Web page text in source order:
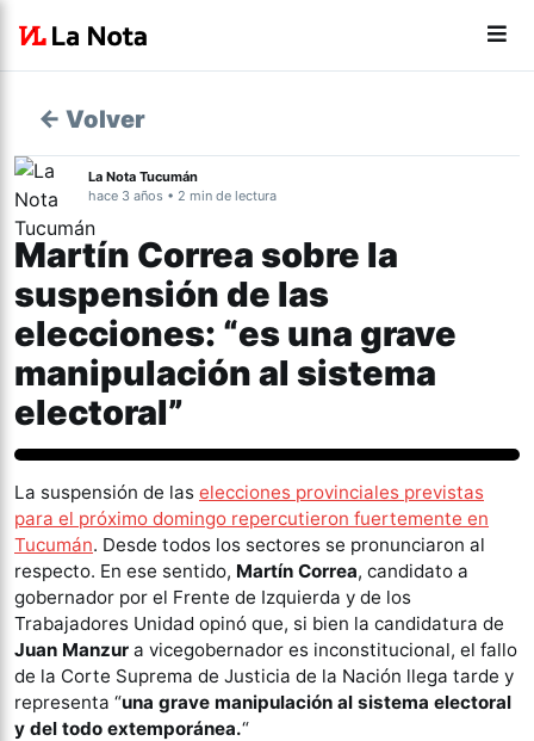
← Volver
La Nota Tucumán
hace 3 años • 2 min de lectura
Martín Correa sobre la
suspensión de las
elecciones: “es una grave
manipulación al sistema
electoral”
La suspensión de las elecciones provinciales previstas
para el próximo domingo repercutieron fuertemente en
Tucumán. Desde todos los sectores se pronunciaron al
respecto. En ese sentido, Martín Correa, candidato a
gobernador por el Frente de Izquierda y de los
Trabajadores Unidad opinó que, si bien la candidatura de
Juan Manzur a vicegobernador es inconstitucional, el fallo
de la Corte Suprema de Justicia de la Nación llega tarde y
representa “una grave manipulación al sistema electoral
y del todo extemporánea.“